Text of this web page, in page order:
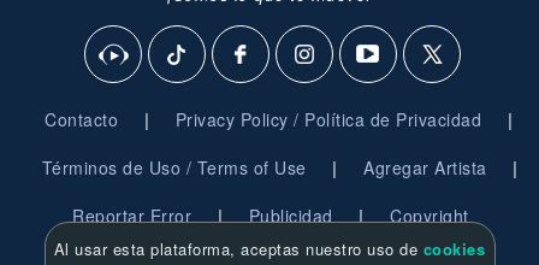
Contacto | Privacy Policy / Política de Privacidad |
Términos de Uso / Terms of Use | Agregar Artista |
Reportar Error | Publicidad | Copyright
Al usar esta plataforma, aceptas nuestro uso de cookies